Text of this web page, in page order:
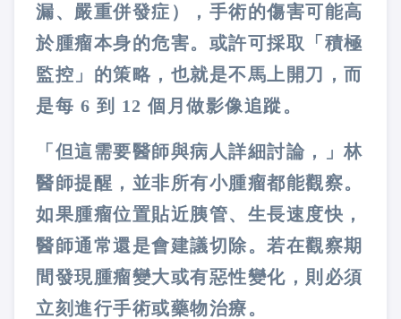
漏、嚴重併發症），手術的傷害可能高
於腫瘤本身的危害。或許可採取「積極
監控」的策略，也就是不馬上開刀，而
是每 6 到 12 個月做影像追蹤。
「但這需要醫師與病人詳細討論，」林
醫師提醒，並非所有小腫瘤都能觀察。
如果腫瘤位置貼近胰管、生長速度快，
醫師通常還是會建議切除。若在觀察期
間發現腫瘤變大或有惡性變化，則必須
立刻進行手術或藥物治療。